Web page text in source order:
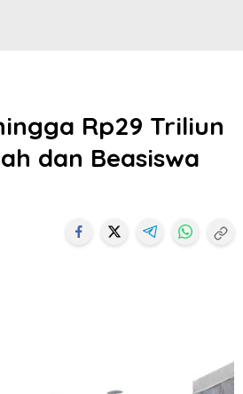
Rp29 Triliun
dan Beasiswa